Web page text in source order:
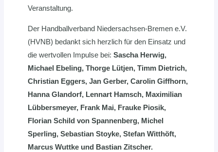
Veranstaltung.
Der Handballverband Niedersachsen-Bremen e.V.
(HVNB) bedankt sich herzlich für den Einsatz und
die wertvollen Impulse bei: Sascha Herwig,
Michael Ebeling, Thorge Lütjen, Timm Dietrich,
Christian Eggers, Jan Gerber, Carolin Giffhorn,
Hanna Glandorf, Lennart Hamsch, Maximilian
Lübbersmeyer, Frank Mai, Frauke Piosik,
Florian Schild von Spannenberg, Michel
Sperling, Sebastian Stoyke, Stefan Witthöft,
Marcus Wuttke und Bastian Zitscher.